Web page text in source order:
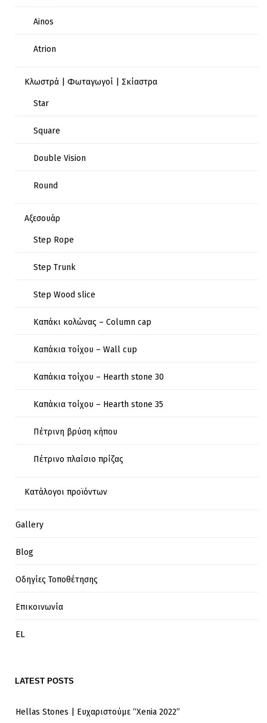
Ainos
Atrion
Κλωστρά | Φωταγωγοί | Σκίαστρα
Star
Square
Double Vision
Round
Αξεσουάρ
Step Rope
Step Trunk
Step Wood slice
Καπάκι κολώνας – Column cap
Καπάκια τοίχου – Wall cup
Καπάκια τοίχου – Hearth stone 30
Καπάκια τοίχου – Hearth stone 35
Πέτρινη βρύση κήπου
Πέτρινο πλαίσιο πρίζας
Κατάλογοι προϊόντων
Gallery
Blog
Οδηγίες Τοποθέτησης
Επικοινωνία
EL
LATEST POSTS
Hellas Stones | Ευχαριστούμε “Xenia 2022”